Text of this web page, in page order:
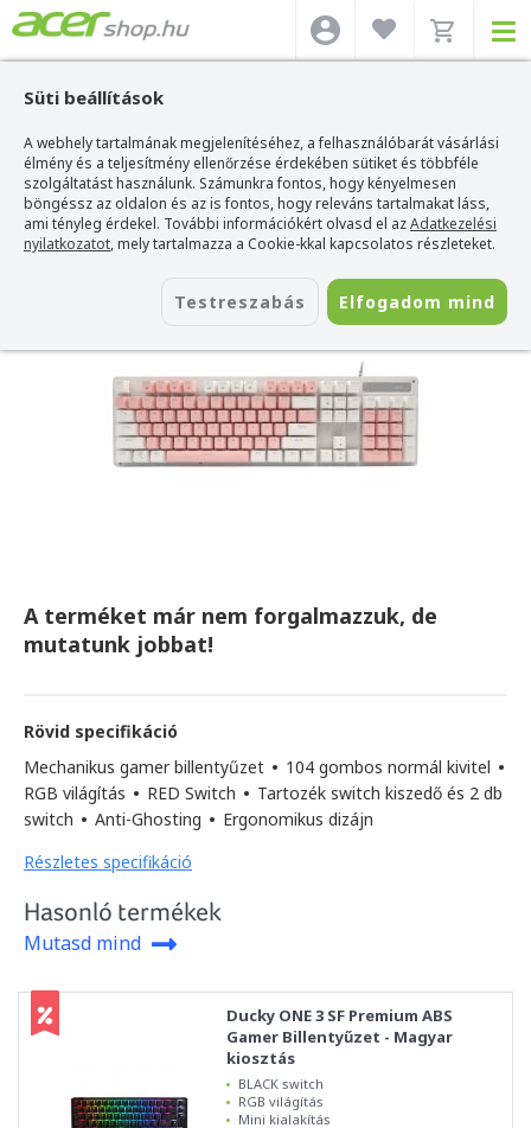
Süti beállítások
A webhely tartalmának megjelenítéséhez, a felhasználóbarát vásárlási
élmény és a teljesítmény ellenőrzése érdekében sütiket és többféle
szolgáltatást használunk. Számunkra fontos, hogy kényelmesen
böngéssz az oldalon és az is fontos, hogy releváns tartalmakat láss,
ami tényleg érdekel. További információkért olvasd el azAdatkezelési
nyilatkozatot, mely tartalmazza a Cookie-kkal kapcsolatos részleteket.
Testreszabás Elfogadom mind
Acer webshop>Kiegészítők>Billentyűzetek > Acer Billentyűzetek>Acer
OKW212 Mechanikus Gamer Billentyűzet - Fehér-Pink - Angol kiosztás!
Acer OKW212 Mechanikus Gamer
Billentyűzet - Fehér-Pink - Angol
kiosztás!
A terméket már nem forgalmazzuk, de
mutatunk jobbat!
Rövid specifikáció
Mechanikus gamer billentyűzet • 104 gombos normál kivitel •
RGB világítás • RED Switch • Tartozék switch kiszedő és 2 db
switch • Anti-Ghosting • Ergonomikus dizájn
Részletes specifikáció
Hasonló termékek
Mutasd mind
Ducky ONE 3 SF Premium ABS
Gamer Billentyűzet - Magyar
kiosztás
BLACK switch
RGB világítás
Mini kialakítás